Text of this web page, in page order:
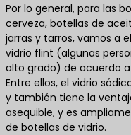
Por lo general, para las
cerveza, botellas de
jarras y tarros, vamos a
vidrio flint (algunas
alto grado) de acuerdo
Entre ellos, el vidrio
y también tiene la
asequible, y es
de botellas de vidrio.